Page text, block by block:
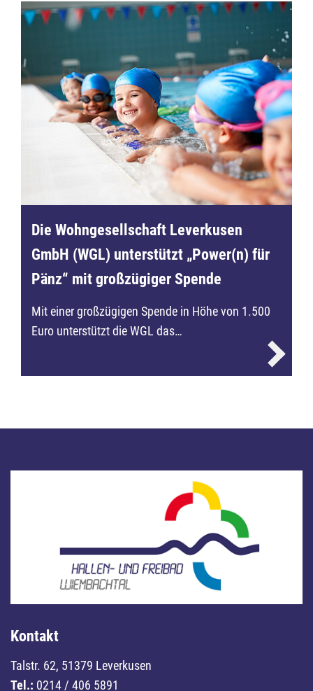
Die Wohngesellschaft Leverkusen
GmbH (WGL) unterstützt „Power(n) für
Pänz“ mit großzügiger Spende
Mit einer großzügigen Spende in Höhe von 1.500
Euro unterstützt die WGL das…
Kontakt
Talstr. 62, 51379 Leverkusen
Tel.: 0214 / 406 5891